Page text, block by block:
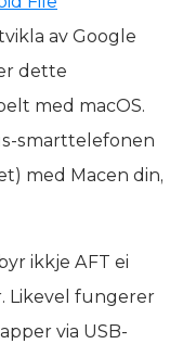
av Google
dette
med macOS.
smarttelefonen
med Macen din,
ikkje AFT ei
Likevel fungerer
via USB-